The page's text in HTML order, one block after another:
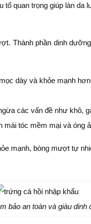
quan trọng giúp làn
Thành phần dinh
dày và khỏe mạnh
các vấn đề như
mái tóc mềm mại và óng
mạnh, bóng mượt tự
bảo an toàn và giàu